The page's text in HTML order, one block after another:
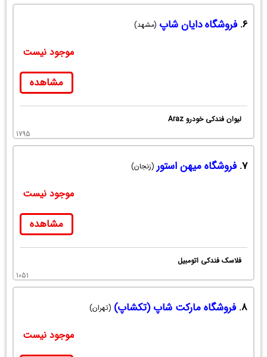
6. فروشگاه دایان شاپ (مشهد)
موجود نیست
مشاهده
لیوان فندکی خودرو Araz
1795
7. فروشگاه میهن استور (زنجان)
موجود نیست
مشاهده
فلاسک فندکی اتومبیل
1051
8. فروشگاه مارکت شاپ (تکشاپ) (تهران)
موجود نیست